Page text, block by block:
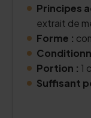
Principes
extrait de
Forme :
Portion : 1
Suffisant